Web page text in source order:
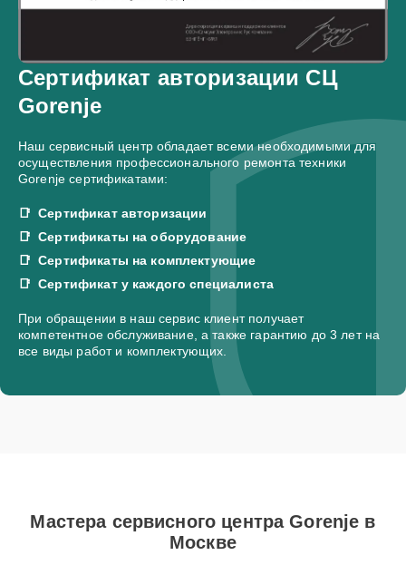
Сертификат авторизации СЦ
Gorenje
Наш сервисный центр обладает всеми необходимыми для
осуществления профессионального ремонта техники
Gorenje сертификатами:
Сертификат авторизации
Сертификаты на оборудование
Сертификаты на комплектующие
Сертификат у каждого специалиста
При обращении в наш сервис клиент получает
компетентное обслуживание, а также гарантию до 3 лет на
все виды работ и комплектующих.
Мастера сервисного центра Gorenje в
Москве